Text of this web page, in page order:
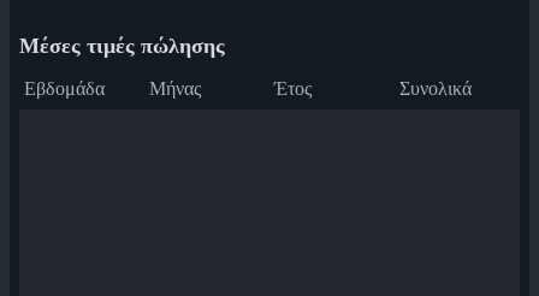
Μέσες τιμές πώλησης
Εβδομάδα Μήνας Έτος Συνολικά